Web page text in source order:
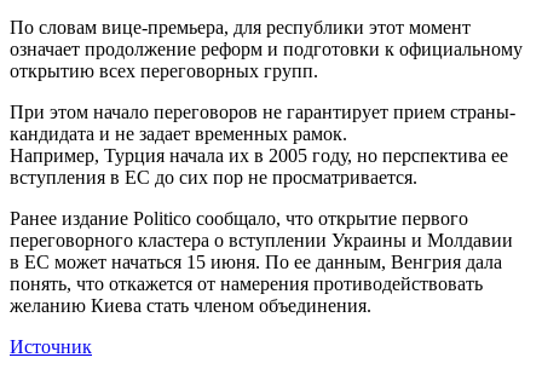
По словам вице-премьера, для республики этот момент
означает продолжение реформ и подготовки к официальному
открытию всех переговорных групп.
При этом начало переговоров не гарантирует прием страны-
кандидата и не задает временных рамок.
Например, Турция начала их в 2005 году, но перспектива ее
вступления в ЕС до сих пор не просматривается.
Ранее издание Politico сообщало, что открытие первого
переговорного кластера о вступлении Украины и Молдавии
в ЕС может начаться 15 июня. По ее данным, Венгрия дала
понять, что откажется от намерения противодействовать
желанию Киева стать членом объединения.
Источник